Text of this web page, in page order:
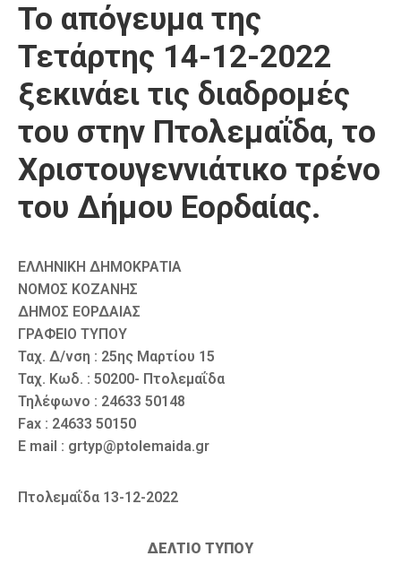
Το απόγευμα της
Τετάρτης 14-12-2022
ξεκινάει τις διαδρομές
του στην Πτολεμαΐδα, το
Χριστουγεννιάτικο τρένο
του Δήμου Εορδαίας.
ΕΛΛΗΝΙΚΗ ΔΗΜΟΚΡΑΤΙΑ
ΝΟΜΟΣ ΚΟΖΑΝΗΣ
ΔΗΜΟΣ ΕΟΡΔΑΙΑΣ
ΓΡΑΦΕΙΟ ΤΥΠΟΥ
Ταχ. Δ/νση : 25ης Μαρτίου 15
Ταχ. Κωδ. : 50200- Πτολεμαΐδα
Τηλέφωνο : 24633 50148
Fax : 24633 50150
E mail : grtyp@ptolemaida.gr
Πτολεμαΐδα 13-12-2022
ΔΕΛΤΙΟ ΤΥΠΟΥ